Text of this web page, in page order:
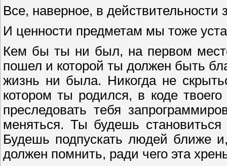
Все, наверное, в действительности
И ценности предметам мы тоже
Кем бы ты ни был, на первом
пошел и которой ты должен быть
жизнь ни была. Никогда не
котором ты родился, в коде
преследовать тебя
меняться. Ты будешь
Будешь подпускать людей ближе
должен помнить, ради чего эта